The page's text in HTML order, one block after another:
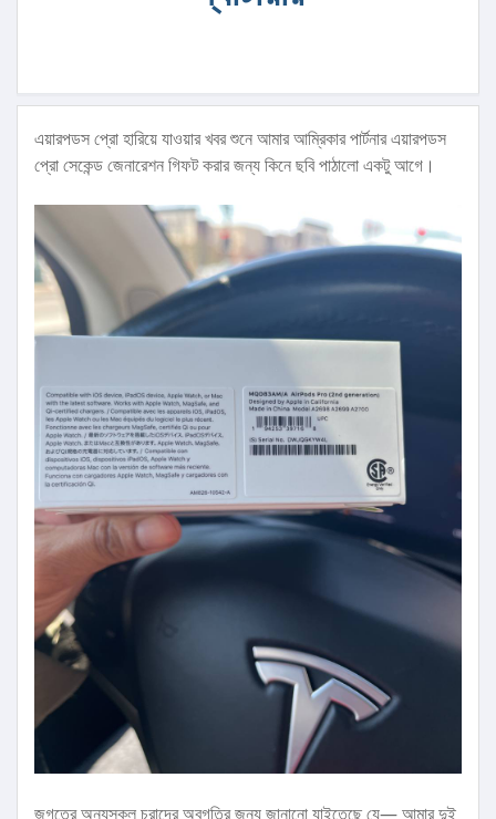
এয়ারপডস প্রো হারিয়ে যাওয়ার খবর শুনে আমার আম্রিকার পার্টনার এয়ারপডস
প্রো সেকেন্ড জেনারেশন গিফট করার জন্য কিনে ছবি পাঠালো একটু আগে।
জগতের অন্যসকল চুরাদের অবগতির জন্য জানানো যাইতেছে যে— আমার দুই